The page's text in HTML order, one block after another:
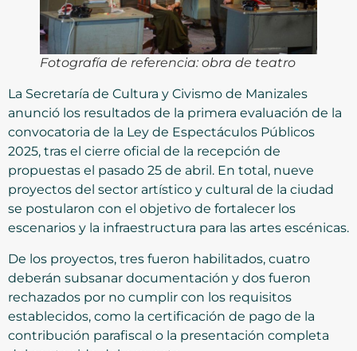
Fotografía de referencia: obra de teatro
La Secretaría de Cultura y Civismo de Manizales
anunció los resultados de la primera evaluación de la
convocatoria de la Ley de Espectáculos Públicos
2025, tras el cierre oficial de la recepción de
propuestas el pasado 25 de abril. En total, nueve
proyectos del sector artístico y cultural de la ciudad
se postularon con el objetivo de fortalecer los
escenarios y la infraestructura para las artes escénicas.
De los proyectos, tres fueron habilitados, cuatro
deberán subsanar documentación y dos fueron
rechazados por no cumplir con los requisitos
establecidos, como la certificación de pago de la
contribución parafiscal o la presentación completa